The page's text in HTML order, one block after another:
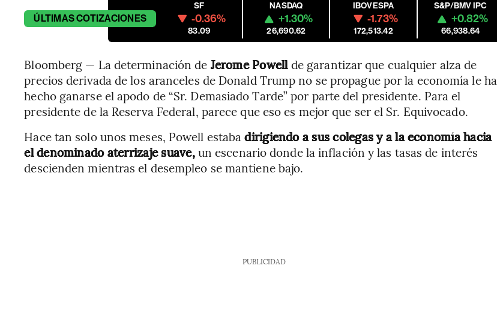
ÚLTIMASCOTIZACIONES
SF
-0.36%
83.09
NASDAQ
+1.30%
26,690.62
IBOVESPA
-1.73%
172,513.42
S&P/BMV IPC
+0.82%
66,938.64
Bloomberg — La determinación de Jerome Powellde garantizar que cualquier alza de
precios derivada de los aranceles de Donald Trump no se propague por la economía le ha
hecho ganarse el apodo de “Sr. Demasiado Tarde” por parte del presidente. Para el
presidente de la Reserva Federal, parece que eso es mejor que ser el Sr. Equivocado.
Hace tan solo unos meses, Powell estabadirigiendo a sus colegas y a la economíahacia
el denominado aterrizaje suave,un escenario donde la inflación y las tasas de interés
descienden mientras el desempleo se mantiene bajo.
PUBLICIDAD